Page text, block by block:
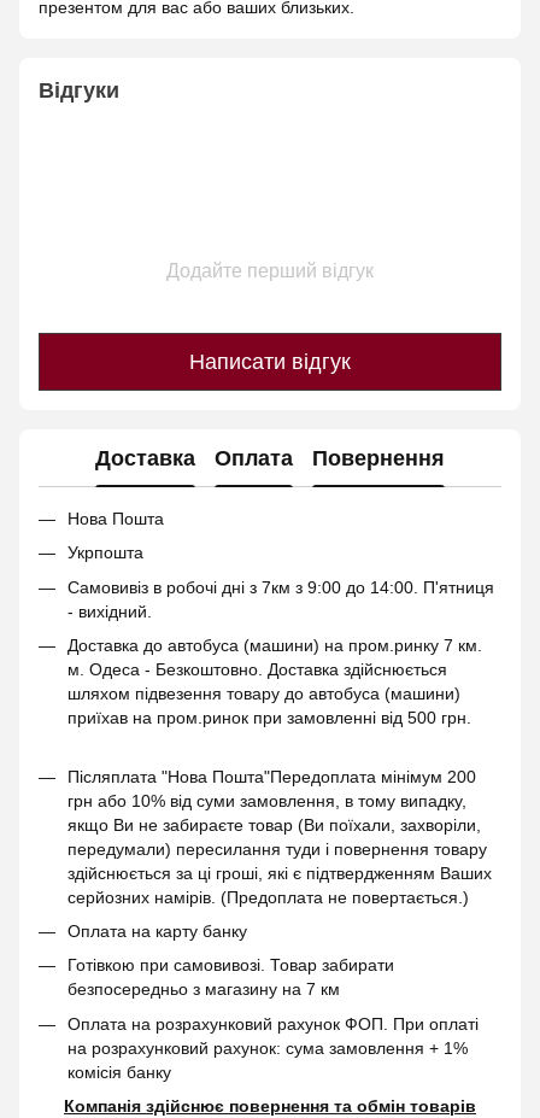
презентом для вас або ваших близьких.
Відгуки
Додайте перший відгук
Написати відгук
Доставка Оплата Повернення
Нова Пошта
Укрпошта
Самовивіз в робочі дні з 7км з 9:00 до 14:00. П'ятниця
- вихідний.
Доставка до автобуса (машини) на пром.ринку 7 км.
м. Одеса - Безкоштовно. Доставка здійснюється
шляхом підвезення товару до автобуса (машини)
приїхав на пром.ринок при замовленні від 500 грн.
Післяплата "Нова Пошта"Передоплата мінімум 200
грн або 10% від суми замовлення, в тому випадку,
якщо Ви не забираєте товар (Ви поїхали, захворіли,
передумали) пересилання туди і повернення товару
здійснюється за ці гроші, які є підтвердженням Ваших
серйозних намірів. (Предоплата не повертається.)
Оплата на карту банку
Готівкою при самовивозі. Товар забирати
безпосередньо з магазину на 7 км
Оплата на розрахунковий рахунок ФОП. При оплаті
на розрахунковий рахунок: сума замовлення + 1%
комісія банку
Компанія здійснює повернення та обмін товарів